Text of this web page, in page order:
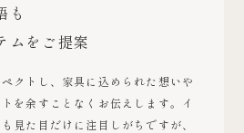
も
ムをご提案
クトし、家具に込められた想いや
を余すことなくお伝えします。イ
見た目だけに注目しがちですが、